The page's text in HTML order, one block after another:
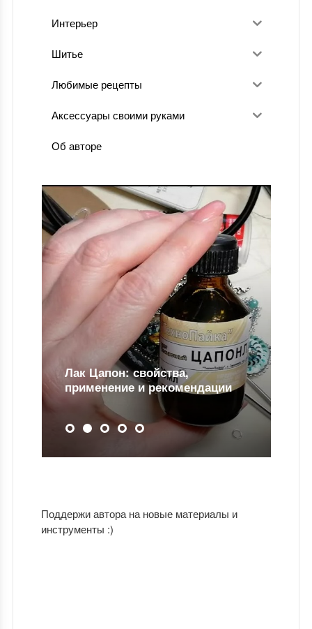
Интерьер
Шитье
Любимые рецепты
Аксессуары своими руками
Об авторе
Лак Цапон: свойства,
применение и рекомендации
Поддержи автора на новые материалы и
инструменты :)